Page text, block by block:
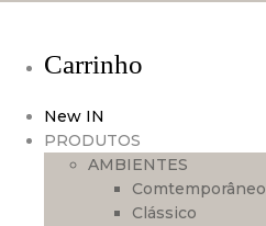
Carrinho
New IN
PRODUTOS
AMBIENTES
Comtemporâneo
Clássico